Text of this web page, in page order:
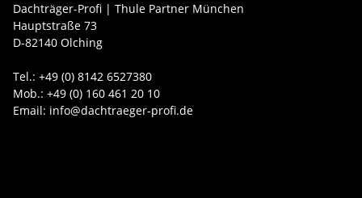
Dachträger-Profi | Thule Partner München
Hauptstraße 73
D-82140 Olching
Tel.: +49 (0) 8142 6527380
Mob.: +49 (0) 160 461 20 10
Email: info@dachtraeger-profi.de